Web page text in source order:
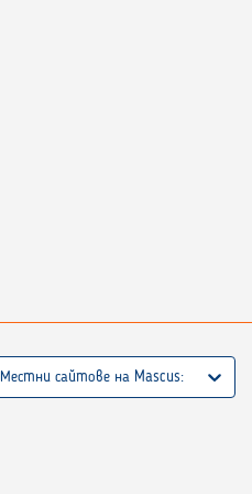
Местни сайтове на Mascus: